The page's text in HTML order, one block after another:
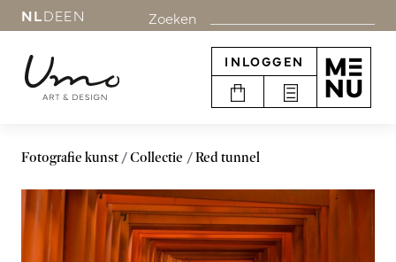
NLDEEN Zoeken
INLOGGEN
Fotografie kunst Collectie Red tunnel